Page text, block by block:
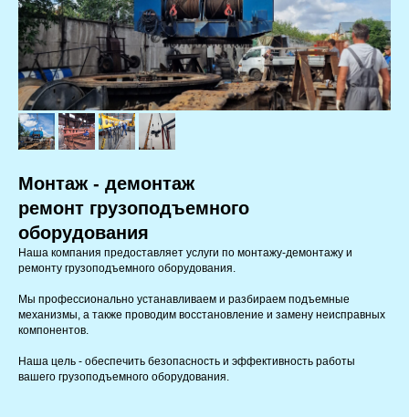
Монтаж - демонтаж
ремонт грузоподъемного
оборудования
Наша компания предоставляет услуги по монтажу-демонтажу и
ремонту грузоподъемного оборудования.
Мы профессионально устанавливаем и разбираем подъемные
механизмы, а также проводим восстановление и замену неисправных
компонентов.
Наша цель - обеспечить безопасность и эффективность работы
вашего грузоподъемного оборудования.